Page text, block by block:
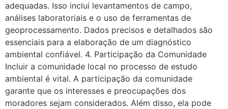
adequadas. Isso inclui levantamentos de campo,
análises laboratoriais e o uso de ferramentas de
geoprocessamento. Dados precisos e detalhados são
essenciais para a elaboração de um diagnóstico
ambiental confiável. 4. Participação da Comunidade
Incluir a comunidade local no processo de estudo
ambiental é vital. A participação da comunidade
garante que os interesses e preocupações dos
moradores sejam considerados. Além disso, ela pode